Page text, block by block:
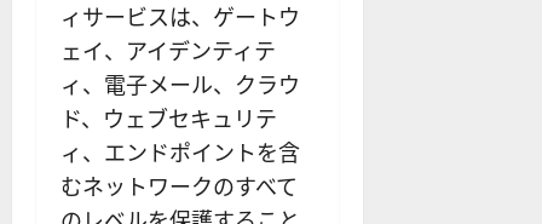
ィサービスは、ゲートウ
ェイ、アイデンティテ
ィ、電子メール、クラウ
ド、ウェブセキュリテ
ィ、エンドポイントを含
むネットワークのすべて